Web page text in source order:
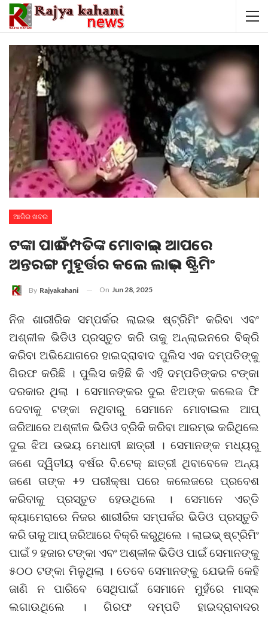
ଆଜିର ଖବର
ଟଙ୍କା ପାଇଁ ଦମ୍ପତିଙ୍କ ମୋବାଇଲ୍ ଆପରେ
ଅନ୍ତରଙ୍ଗ ମୁହୂର୍ତ୍ତର କଲେ ଲାଇଭ୍ ଷ୍ଟ୍ରିମିଂ
By Rajyakahani On Jun 28, 2025
ନିଜ ଶାରୀରିକ ସମ୍ପର୍କର ଲାଇଭ ଷ୍ଟ୍ରିମିଂ କରିବା ଏବଂ
ଅଶ୍ଳୀଳ ଭିଡିଓ ପ୍ରସ୍ତୁତ କରି ତାକୁ ଅନ୍‌ଲାଇନରେ ବିକ୍ରି
କରିବା ଅଭିଯୋଗରେ ହାଇଦ୍ରାବାଦ ପୁଲିସ ଏକ ଦମ୍ପତିଙ୍କୁ
ଗିରଫ କରିଛି । ପୁଲିସ କହିଛି କି ଏହି ଦମ୍ପତିଙ୍କର ଟଙ୍କା
ଦରକାର ଥିଲା । ସେମାନଙ୍କର ଦୁଇ ଝିଅଙ୍କ କଲେଜ ଫି
ଦେବାକୁ ଟଙ୍କା ନଥିବାରୁ ସେମାନେ ମୋବାଇଲ ଆପ୍‌
ଜରିଆରେ ଅଶ୍ଳୀଳ ଭିଡିଓ ବ୍ରିକି କରିବା ଆରମ୍ଭ କରିଥିଲେ
ଦୁଇ ଝିଅ ଉଭୟ ମେଧାବୀ ଛାତ୍ରୀ । ସେମାନଙ୍କ ମଧ୍ୟରୁ
ଜଣେ ଦ୍ୱିତୀୟ ବର୍ଷର ବି.ଟେକ୍ ଛାତ୍ରୀ ଥିବାବେଳେ ଅନ୍ୟ
ଜଣେ ତାଙ୍କ +୨ ପରୀକ୍ଷା ପରେ କଲେଜରେ ପ୍ରବେଶ
କରିବାକୁ ପ୍ରସ୍ତୁତ ହେଉଥିଲେ । ସେମାନେ ଏଚ୍‌ଡି
କ୍ୟାମେରାରେ ନିଜର ଶାରୀରିକ ସମ୍ପର୍କର ଭିଡିଓ ପ୍ରସ୍ତୁତି
କରି ତାକୁ ଆପ୍‌ ଜରିଆରେ ବିକ୍ରି କରୁଥିଲେ । ଲାଇଭ୍‌ ଷ୍ଟ୍ରିମିଂ
ପାଇଁ ୨ ହଜାର ଟଙ୍କା ଏବଂ ଅଶ୍ଳୀଳ ଭିଡିଓ ପାଇଁ ସେମାନଙ୍କୁ
୫୦୦ ଟଙ୍କା ମିଳୁଥିଲା । ତେବେ ସେମାନଙ୍କୁ ଯେଭଳି କେହି
ଜାଣି ନ ପାରିବେ ସେଥିପାଇଁ ସେମାନେ ମୁହଁରେ ମାସ୍କ
ଲଗାଉଥିଲେ । ଗିରଫ ଦମ୍ପତି ହାଇଦ୍ରାବାଦର